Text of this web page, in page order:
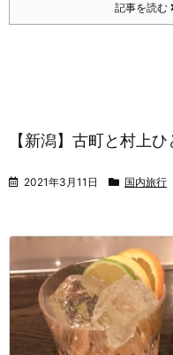
記事を読む
【新潟】古町と村上
2021年3月11日 国内旅行